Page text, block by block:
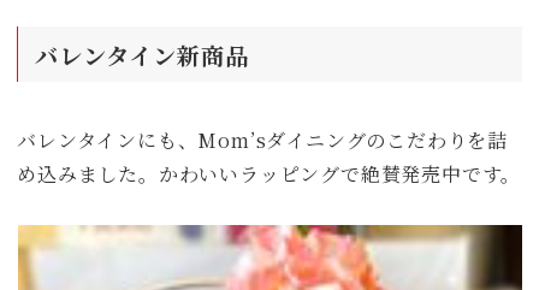
バレンタイン新商品
バレンタインにも、Mom’sダイニングのこだわりを詰
め込みました。かわいいラッピングで絶賛発売中です。